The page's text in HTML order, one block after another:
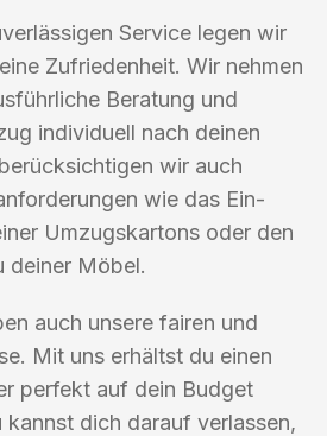
Service legen wir
Zufriedenheit. Wir nehmen
Beratung und
individuell nach deinen
wir auch
wie das Ein-
Umzugskartons oder den
deiner Möbel.
auch unsere fairen und
Mit uns erhältst du einen
perfekt auf dein Budget
dich darauf verlassen,